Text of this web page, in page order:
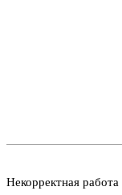
Некорректная